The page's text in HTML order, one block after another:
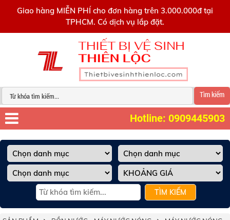
Giao hàng MIỄN PHÍ cho đơn hàng trên 3.000.000đ tại
TPHCM. Có dịch vụ lắp đặt.
Tìm kiếm
Hotline: 0909445903
TÌM KIẾM
0909445903